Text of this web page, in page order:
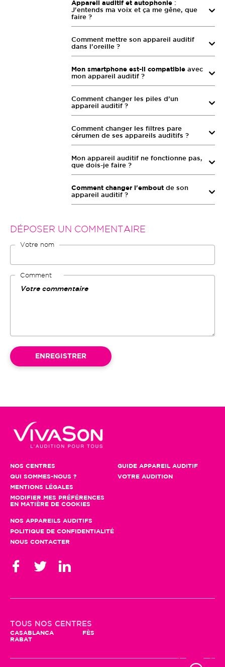
Appareil auditif et autophonie :
J'entends ma voix et ça me gêne, que
faire ?
Comment mettre son appareil auditif
dans l'oreille ?
Mon smartphone est-il compatible avec
mon appareil auditif ?
Comment changer les piles d’un
appareil auditif ?
Comment changer les filtres pare
cérumen de ses appareils auditifs ?
Mon appareil auditif ne fonctionne pas,
que dois-je faire ?
Comment changer l'embout de son
appareil auditif ?
DÉPOSER UN COMMENTAIRE
Votre nom
Comment
NOS CENTRES
QUI SOMMES-NOUS ?
MENTIONS LÉGALES
MODIFIER MES PRÉFÉRENCES
EN MATIÈRE DE COOKIES
GUIDE APPAREIL AUDITIF
VOTRE AUDITION
NOS APPAREILS AUDITIFS
POLITIQUE DE CONFIDENTIALITÉ
NOUS CONTACTER
TOUS NOS CENTRES
CASABLANCA
FÈS
RABAT